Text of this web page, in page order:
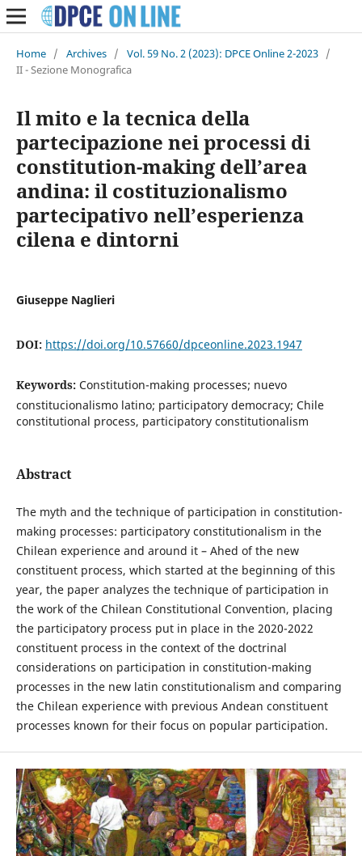
Home / Archives / Vol. 59 No. 2 (2023): DPCE Online 2-2023 /
II - Sezione Monografica
Il mito e la tecnica della
partecipazione nei processi di
constitution-making dell’area
andina: il costituzionalismo
partecipativo nell’esperienza
cilena e dintorni
Giuseppe Naglieri
DOI: https://doi.org/10.57660/dpceonline.2023.1947
Keywords: Constitution-making processes; nuevo
constitucionalismo latino; participatory democracy; Chile
constitutional process, participatory constitutionalism
Abstract
The myth and the technique of participation in constitution-
making processes: participatory constitutionalism in the
Chilean experience and around it – Ahed of the new
constituent process, which started at the beginning of this
year, the paper analyzes the technique of participation in
the work of the Chilean Constitutional Convention, placing
the participatory process put in place in the 2020-2022
constituent process in the context of the doctrinal
considerations on participation in constitution-making
processes in the new latin constitutionalism and comparing
the Chilean experience with previous Andean constituent
processes known for their focus on popular participation.